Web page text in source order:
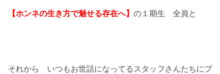
【ホンネの生き方で魅せる存在へ】 の１期生 全員と
それから いつもお世話になってるスタッフさんたちにプ